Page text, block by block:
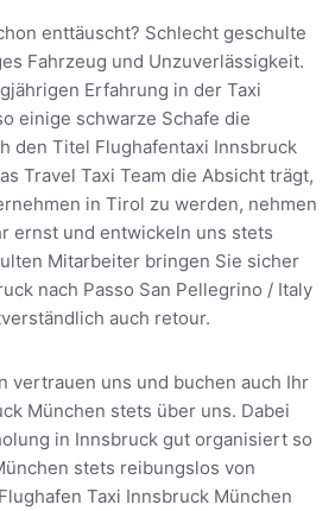
enttäuscht? Schlecht geschulte
Fahrzeug und Unzuverlässigkeit.
Erfahrung in der Taxi
einige schwarze Schafe die
den Titel Flughafentaxi Innsbruck
Travel Taxi Team die Absicht trägt,
in Tirol zu werden, nehmen
ernst und entwickeln uns stets
Mitarbeiter bringen Sie sicher
nach Passo San Pellegrino / Italy
auch retour.
vertrauen uns und buchen auch Ihr
München stets über uns. Dabei
in Innsbruck gut organisiert so
stets reibungslos von
Taxi Innsbruck München